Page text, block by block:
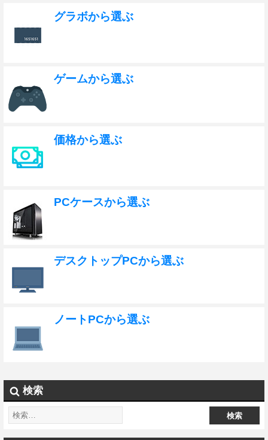
グラボから選ぶ
ゲームから選ぶ
価格から選ぶ
PCケースから選ぶ
デスクトップPCから選ぶ
ノートPCから選ぶ
検索